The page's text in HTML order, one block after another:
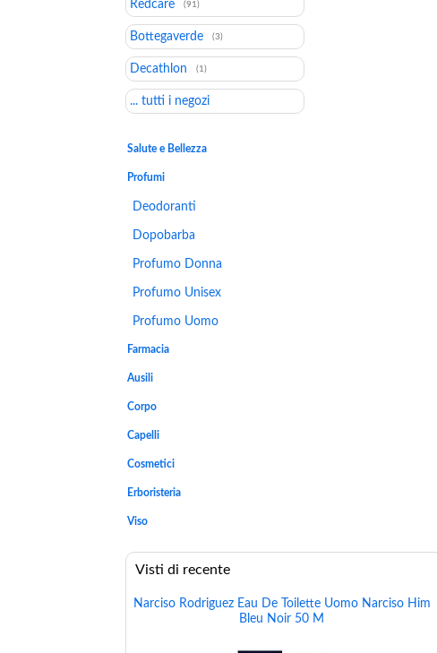
Redcare (91)
Bottegaverde (3)
Decathlon (1)
... tutti i negozi
Salute e Bellezza
Profumi
Deodoranti
Dopobarba
Profumo Donna
Profumo Unisex
Profumo Uomo
Farmacia
Ausili
Corpo
Capelli
Cosmetici
Erboristeria
Viso
Visti di recente
Narciso Rodriguez Eau De Toilette Uomo Narciso Him
Bleu Noir 50 M